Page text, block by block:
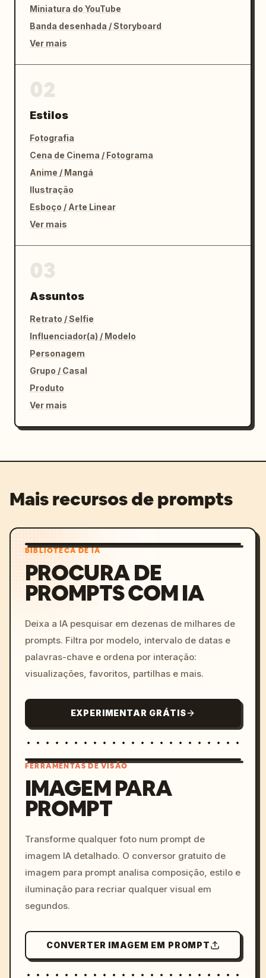
Miniatura do YouTube
Banda desenhada / Storyboard
Ver mais
Estilos
Fotografia
Cena de Cinema / Fotograma
Anime / Mangá
Ilustração
Esboço / Arte Linear
Ver mais
Assuntos
Retrato / Selfie
Influenciador(a) / Modelo
Personagem
Grupo / Casal
Produto
Ver mais
Mais recursos de prompts
BIBLIOTECA DE IA
PROCURA DE
PROMPTS COM IA
Deixa a IA pesquisar em dezenas de milhares de
prompts. Filtra por modelo, intervalo de datas e
palavras-chave e ordena por interação:
visualizações, favoritos, partilhas e mais.
EXPERIMENTAR GRÁTIS
colors, 8k --v 6.0
FERRAMENTAS DE VISÃO
IMAGEM PARA
PROMPT
Transforme qualquer foto num prompt de
imagem IA detalhado. O conversor gratuito de
imagem para prompt analisa composição, estilo e
iluminação para recriar qualquer visual em
segundos.
CONVERTER IMAGEM EM PROMPT